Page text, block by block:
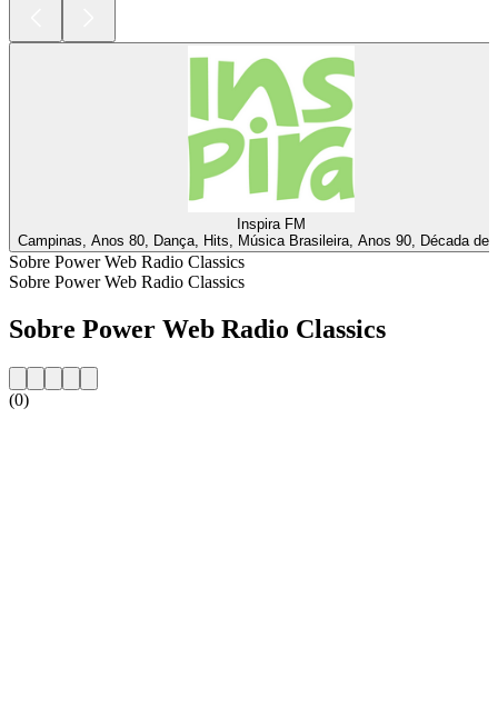
Inspira FM
Campinas, Anos 80, Dança, Hits, Música Brasileira, Anos 90, Década de
Sobre Power Web Radio Classics
Sobre Power Web Radio Classics
Sobre Power Web Radio Classics
(0)